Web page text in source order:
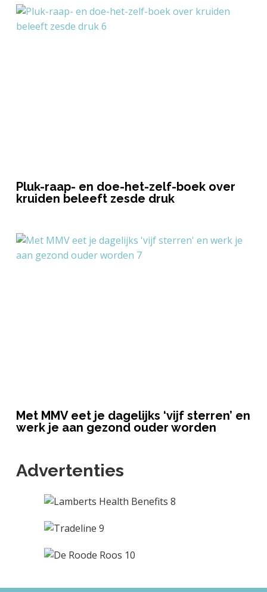
Pluk-raap- en doe-het-zelf-boek over
kruiden beleeft zesde druk
Met MMV eet je dagelijks ‘vijf sterren’ en
werk je aan gezond ouder worden
Advertenties